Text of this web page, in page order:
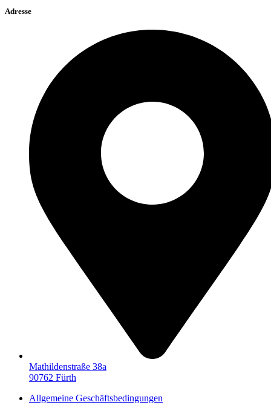
Adresse
Mathildenstraße 38a
90762 Fürth
Allgemeine Geschäftsbedingungen